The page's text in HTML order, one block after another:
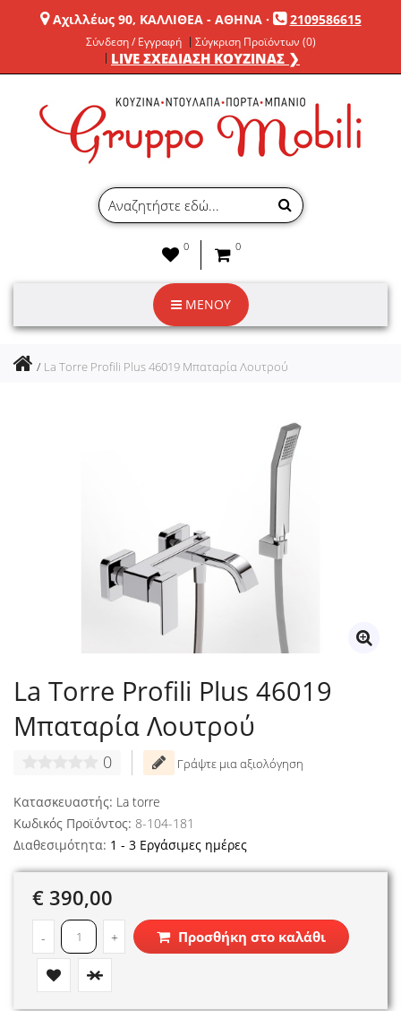
Αχιλλέως 90, ΚΑΛΛΙΘΕΑ - ΑΘΗΝΑ· 2109586615
Σύνδεση / Εγγραφή Σύγκριση Προϊόντων (0)
LIVE ΣΧΕΔΙΑΣΗ ΚΟΥΖΙΝΑΣ ❯
0 0
ΜΕΝΟΥ
La Torre Profili Plus 46019 Μπαταρία Λουτρού
La Torre Profili Plus 46019
Μπαταρία Λουτρού
0 Γράψτε μια αξιολόγηση
Κατασκευαστής: La torre
Κωδικός Προϊόντος: 8-104-181
Διαθεσιμότητα: 1 - 3 Εργάσιμες ημέρες
€ 390,00
- + Προσθήκη στο καλάθι